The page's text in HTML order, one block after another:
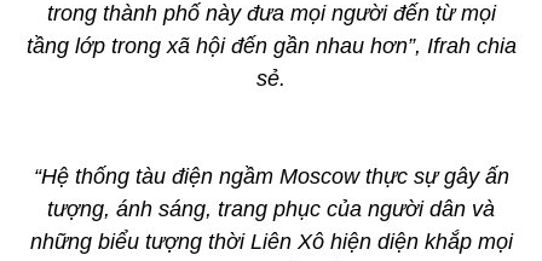
trong thành phố này đưa mọi người đến từ mọi
tầng lớp trong xã hội đến gần nhau hơn”, Ifrah chia
sẻ.
“Hệ thống tàu điện ngầm Moscow thực sự gây ấn
tượng, ánh sáng, trang phục của người dân và
những biểu tượng thời Liên Xô hiện diện khắp mọi